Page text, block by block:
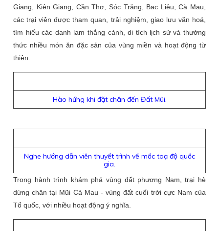
Giang, Kiên Giang, Cần Thơ, Sóc Trăng, Bạc Liêu, Cà Mau,
các trại viên được tham quan, trải nghiệm, giao lưu văn hoá,
tìm hiểu các danh lam thắng cảnh, di tích lịch sử và thưởng
thức nhiều món ăn đặc sản của vùng miền và hoạt động từ
thiện.
Hào hứng khi đặt chân đến Đất Mũi.
Nghe hướng dẫn viên thuyết trình về mốc toạ độ quốc
gia.
Trong hành trình khám phá vùng đất phương Nam, trại hè
dừng chân tại Mũi Cà Mau - vùng đất cuối trời cực Nam của
Tổ quốc, với nhiều hoạt động ý nghĩa.